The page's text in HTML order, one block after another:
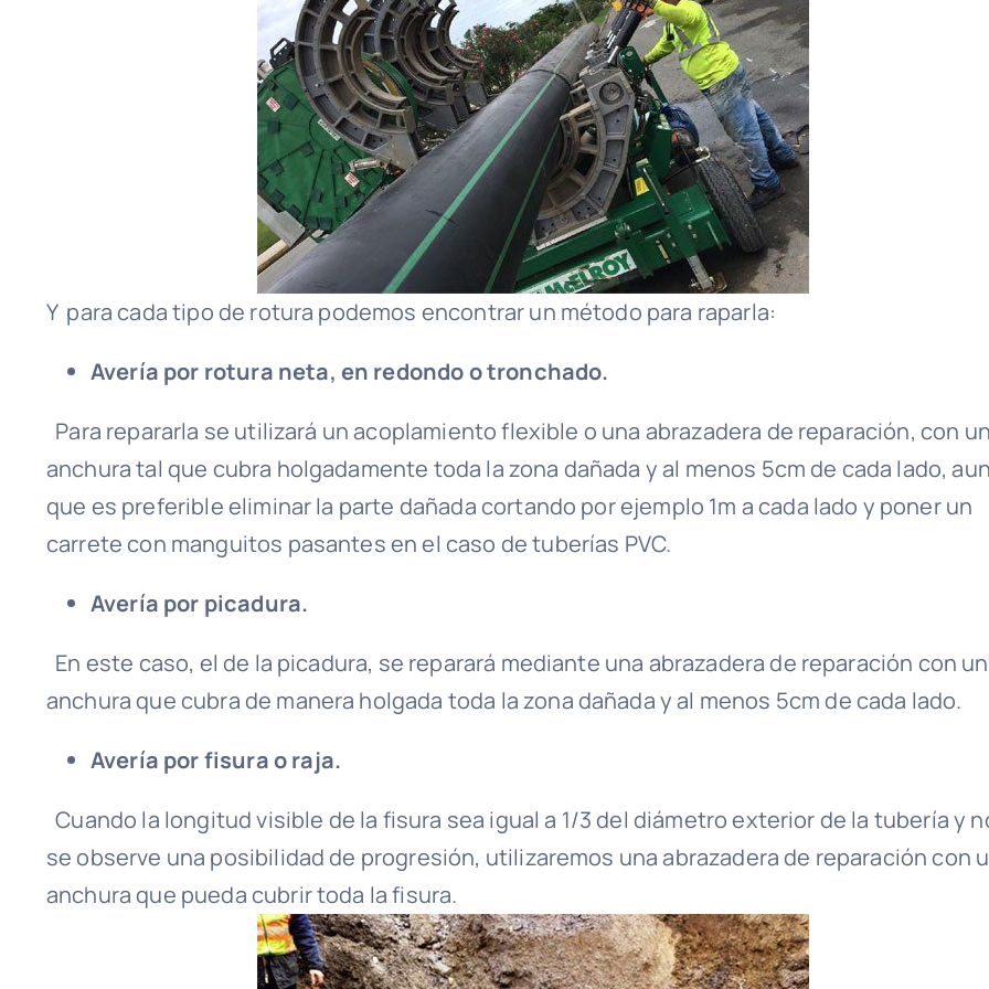
Y para cada tipo de rotura podemos encontrar un método para raparla:
Avería por rotura neta, en redondo o tronchado.
Para repararla se utilizará un acoplamiento flexible o una abrazadera de reparación, con
anchura tal que cubra holgadamente toda la zona dañada y al menos 5cm de cada lado,
que es preferible eliminar la parte dañada cortando por ejemplo 1m a cada lado y poner un
carrete con manguitos pasantes en el caso de tuberías PVC.
Avería por picadura.
En este caso, el de la picadura, se reparará mediante una abrazadera de reparación con
anchura que cubra de manera holgada toda la zona dañada y al menos 5cm de cada lado.
Avería por fisura o raja.
Cuando la longitud visible de la fisura sea igual a 1/3 del diámetro exterior de la tubería y
se observe una posibilidad de progresión, utilizaremos una abrazadera de reparación con
anchura que pueda cubrir toda la fisura.